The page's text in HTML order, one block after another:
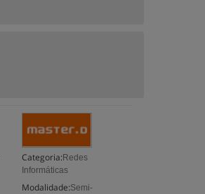
Categoria: Redes
Informáticas
Modalidade:Semi-